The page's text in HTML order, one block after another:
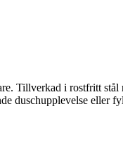
Tillverkad i rostfritt stål
duschupplevelse eller